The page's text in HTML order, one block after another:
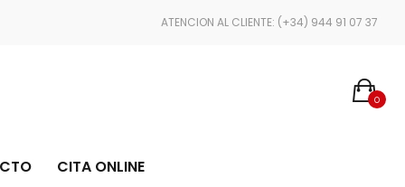
ENVÍOS EN 24/48 HORAS
ATENCION AL CLIENTE: (+34) 944 91 07 37
0
CITA ONLINE